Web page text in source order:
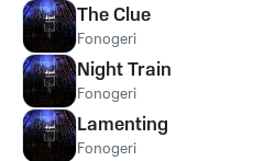
The Clue
Fonogeri
Night Train
Fonogeri
Lamenting
Fonogeri